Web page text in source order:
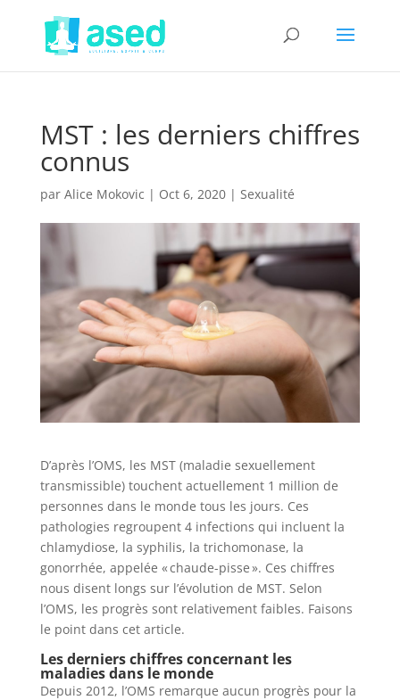
MST : les derniers chiffres
connus
par Alice Mokovic | Oct 6, 2020| Sexualité
D’après l’OMS, les MST (maladie sexuellement
transmissible) touchent actuellement 1 million de
personnes dans le monde tous les jours. Ces
pathologies regroupent 4 infections qui incluent la
chlamydiose, la syphilis, la trichomonase, la
gonorrhée, appelée « chaude-pisse ». Ces chiffres
nous disent longs sur l’évolution de MST. Selon
l’OMS, les progrès sont relativement faibles. Faisons
le point dans cet article.
Les derniers chiffres concernant les
maladies dans le monde
Depuis 2012, l’OMS remarque aucun progrès pour la